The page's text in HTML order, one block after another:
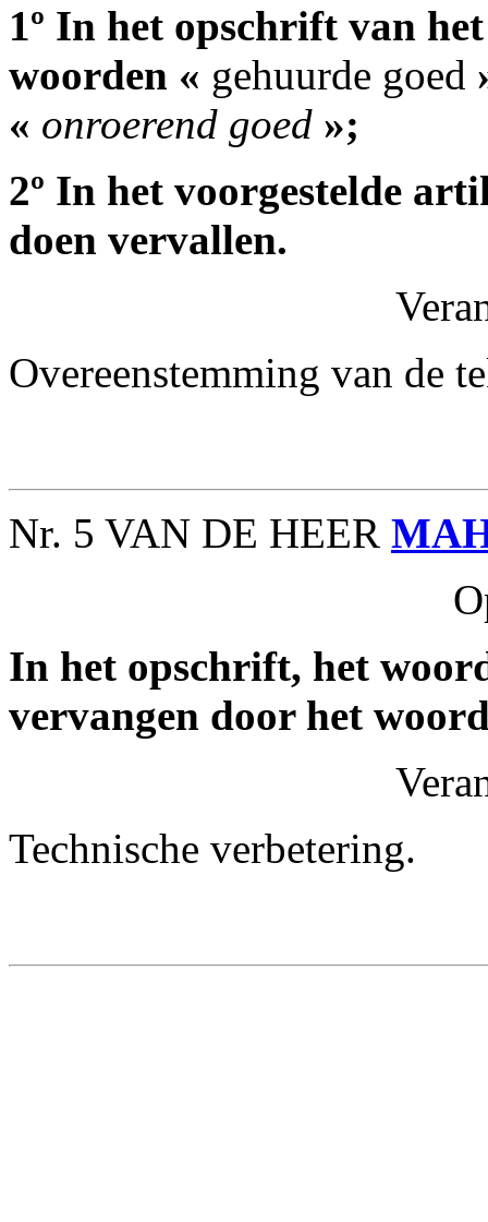
1º In het opschrift van
woorden « gehuurde goed
« onroerend goed »;
2º In het voorgestelde
doen vervallen.
Overeenstemming van de
Nr. 5 VAN DE HEER
In het opschrift, het
vervangen door het
Technische verbetering.